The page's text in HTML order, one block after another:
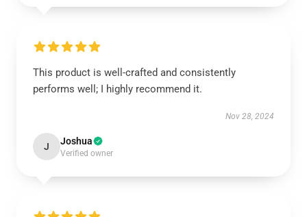
This product is well-crafted and consistently
performs well; I highly recommend it.
Nov 28, 2024
J Joshua
Verified owner